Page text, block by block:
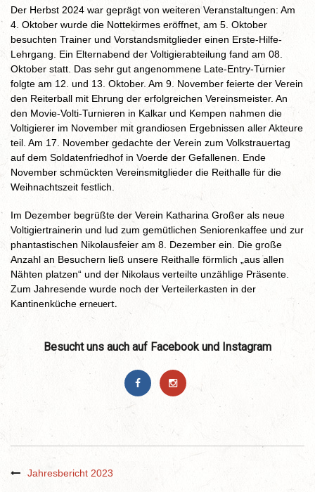
Der Herbst 2024 war geprägt von weiteren Veranstaltungen: Am
4. Oktober wurde die Nottekirmes eröffnet, am 5. Oktober
besuchten Trainer und Vorstandsmitglieder einen Erste-Hilfe-
Lehrgang. Ein Elternabend der Voltigierabteilung fand am 08.
Oktober statt. Das sehr gut angenommene Late-Entry-Turnier
folgte am 12. und 13. Oktober. Am 9. November feierte der Verein
den Reiterball mit Ehrung der erfolgreichen Vereinsmeister. An
den Movie-Volti-Turnieren in Kalkar und Kempen nahmen die
Voltigierer im November mit grandiosen Ergebnissen aller Akteure
teil. Am 17. November gedachte der Verein zum Volkstrauertag
auf dem Soldatenfriedhof in Voerde der Gefallenen. Ende
November schmückten Vereinsmitglieder die Reithalle für die
Weihnachtszeit festlich.
Im Dezember begrüßte der Verein Katharina Großer als neue
Voltigiertrainerin und lud zum gemütlichen Seniorenkaffee und zur
phantastischen Nikolausfeier am 8. Dezember ein. Die große
Anzahl an Besuchern ließ unsere Reithalle förmlich „aus allen
Nähten platzen“ und der Nikolaus verteilte unzählige Präsente.
Zum Jahresende wurde noch der Verteilerkasten in der
Kantinenküche erneuert.
Besucht uns auch auf Facebook und Instagram
Jahresbericht 2023